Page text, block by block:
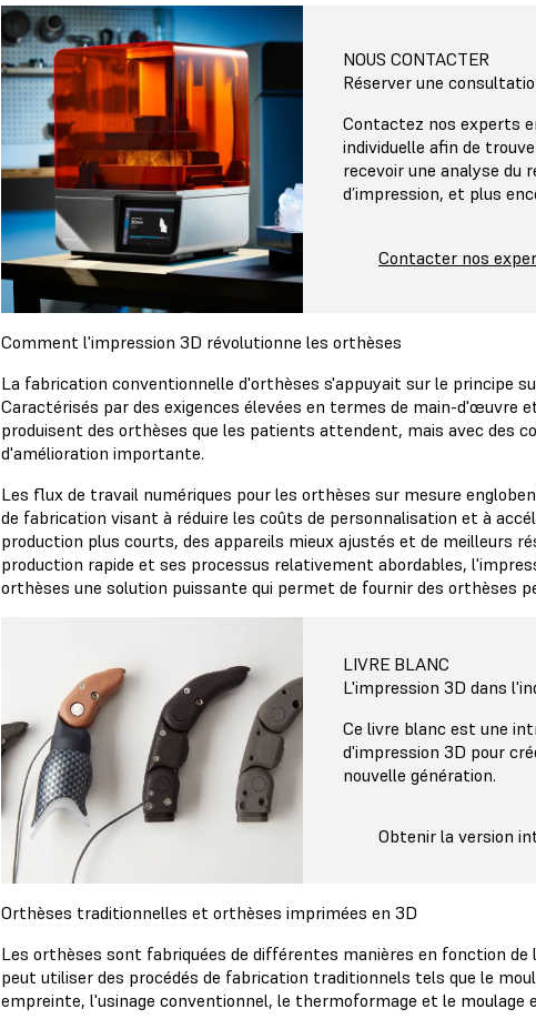
NOUS CONTACTER
Réserver une
Contactez nos experts
individuelle afin de
recevoir une analyse du
d’impression, et plus
Contacter nos
Comment l'impression 3D révolutionne les orthèses
La fabrication conventionnelle d'orthèses s'appuyait sur le principe
Caractérisés par des exigences élevées en termes de main-d'œuvre
produisent des orthèses que les patients attendent, mais avec des
d'amélioration importante.
Les flux de travail numériques pour les orthèses sur mesure
de fabrication visant à réduire les coûts de personnalisation et à
production plus courts, des appareils mieux ajustés et de meilleurs
production rapide et ses processus relativement abordables,
orthèses une solution puissante qui permet de fournir des orthèses
LIVRE BLANC
L'impression 3D dans
Ce livre blanc est une
d'impression 3D pour
nouvelle génération.
Obtenir la version
Orthèses traditionnelles et orthèses imprimées en 3D
Les orthèses sont fabriquées de différentes manières en fonction
peut utiliser des procédés de fabrication traditionnels tels que le
empreinte, l'usinage conventionnel, le thermoformage et le moulage